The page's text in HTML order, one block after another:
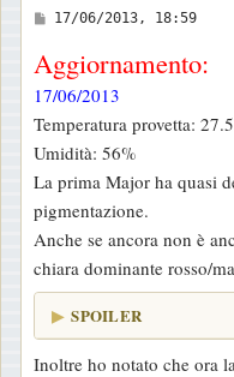
M
s
s
a
g
g
i
o
17/06/2013, 18:59
Aggiornamento:
17/06/2013
Temperatura provetta:
Umidità: 56%
La prima Major ha quasi
pigmentazione.
Anche se ancora non è
chiara dominante rosso/
SPOILER
Inoltre ho notato che ora